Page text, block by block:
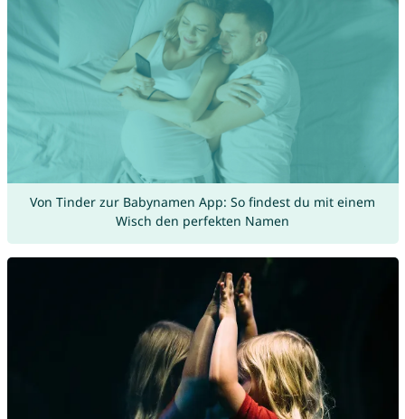
Von Tinder zur Babynamen App: So findest du mit einem
Wisch den perfekten Namen